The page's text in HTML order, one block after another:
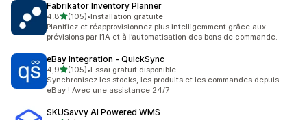
Fabrikatör Inventory Planner
4,8étoile(s) sur 5
(105)
105 avis au total
•Installation gratuite
Planifiez et réapprovisionnez plus intelligemment grâce aux
prévisions par l’IA et à l’automatisation des bons de commande.
eBay Integration ‑ QuickSync
4,9étoile(s) sur 5
(105)
105 avis au total
•Essai gratuit disponible
Synchronisez les stocks, les produits et les commandes depuis
eBay ! Avec une assistance 24/7
SKUSavvy AI Powered WMS